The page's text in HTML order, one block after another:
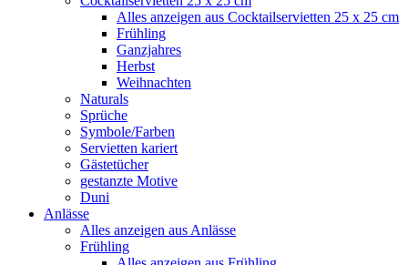
Alles anzeigen aus Cocktailservietten 25 x 25 cm
Frühling
Ganzjahres
Herbst
Weihnachten
Naturals
Sprüche
Symbole/Farben
Servietten kariert
Gästetücher
gestanzte Motive
Duni
Anlässe
Alles anzeigen aus Anlässe
Frühling